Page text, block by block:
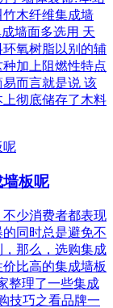
木纤维集成墙
墙面多选用 天
氧树脂以别的辅
加上阻燃性特点
而言就是说 该
彻底储存了木料
板呢
少消费者都表现
同时总是避免不
那么，选购集成
比高的集成墙板
整理了一些集成
技巧之看品牌一